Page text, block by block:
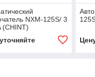
NXM-125S/ 3
(CHINT)